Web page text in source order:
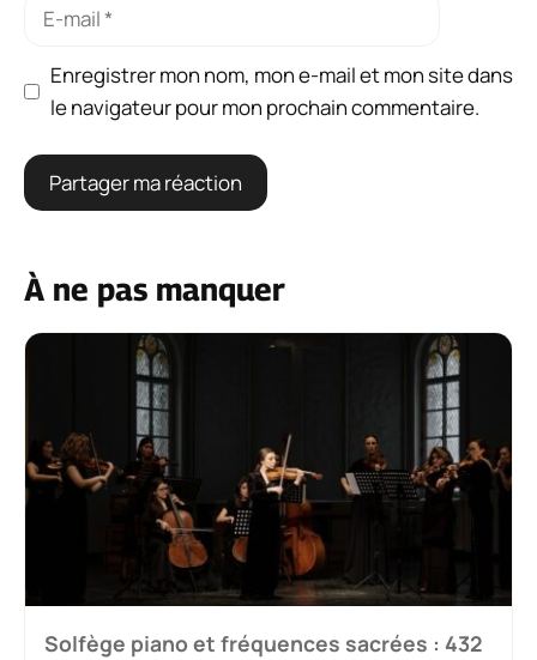
Enregistrer mon nom, mon e-mail et mon site dans
le navigateur pour mon prochain commentaire.
À ne pas manquer
Solfège piano et fréquences sacrées : 432